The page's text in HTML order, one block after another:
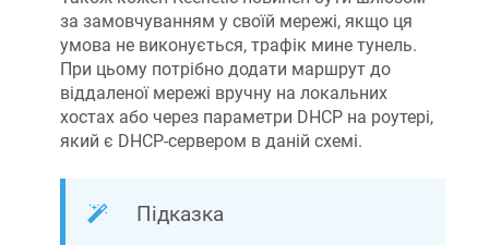
за замовчуванням у своїй мережі, якщо ця
умова не виконується, трафік мине тунель.
При цьому потрібно додати маршрут до
віддаленої мережі вручну на локальних
хостах або через параметри DHCP на роутері,
який є DHCP-сервером в даній схемі.
Підказка